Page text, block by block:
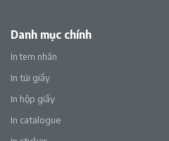
Danh mục chính
In tem nhãn
In túi giấy
In hộp giấy
In catalogue